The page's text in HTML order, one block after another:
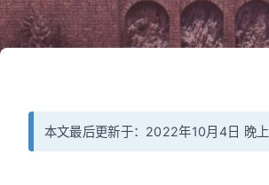
本文最后更新于：2022年10月4日 晚上